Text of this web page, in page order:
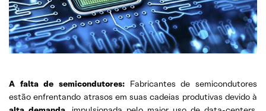
A falta de semicondutores: Fabricantes de semicondutores
estão enfrentando atrasos em suas cadeias produtivas devido à